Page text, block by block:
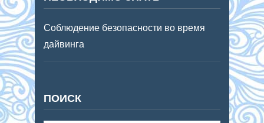
Соблюдение безопасности во время
дайвинга
ПОИСК